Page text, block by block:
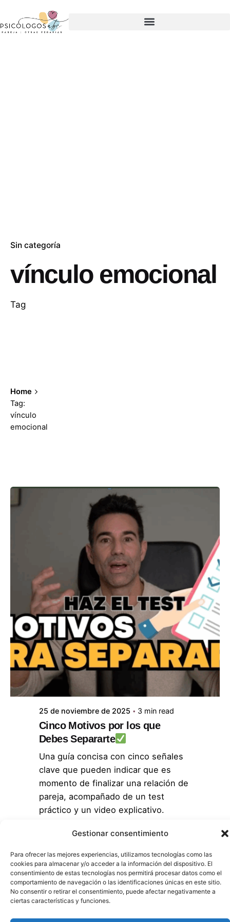
Gestionar consentimiento
Para ofrecer las mejores experiencias, utilizamos tecnologías como las
cookies para almacenar y/o acceder a la información del dispositivo. El
consentimiento de estas tecnologías nos permitirá procesar datos como el
comportamiento de navegación o las identificaciones únicas en este sitio.
No consentir o retirar el consentimiento, puede afectar negativamente a
ciertas características y funciones.
Sin categoría
vínculo emocional
Tag
Home
Tag:
vínculo
emocional
Posted by
ABC Psicólogos
25 de noviembre de 2025 3 min read
Cinco Motivos por los que
Debes Separarte
Una guía concisa con cinco señales
clave que pueden indicar que es
momento de finalizar una relación de
pareja, acompañado de un test
práctico y un video explicativo.
Sin categoría
Read More
1